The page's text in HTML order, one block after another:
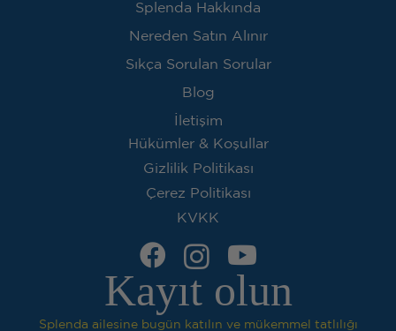
Splenda Hakkında
Nereden Satın Alınır
Sıkça Sorulan Sorular
Blog
İletişim
Hükümler & Koşullar
Gizlilik Politikası
Çerez Politikası
KVKK
Kayıt olun
Splenda ailesine bugün katılın ve mükemmel tatlılığı